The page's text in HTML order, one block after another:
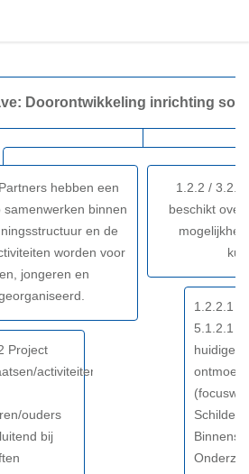
Doorontwikkeling inrichting
hebben een
binnen
en de
worden voor
jongeren en
Project
activiteiten
ouders
bij
1.2.2 / 3.2.3
beschikt
1.2.2.1 /
5.1.2.1
huidige